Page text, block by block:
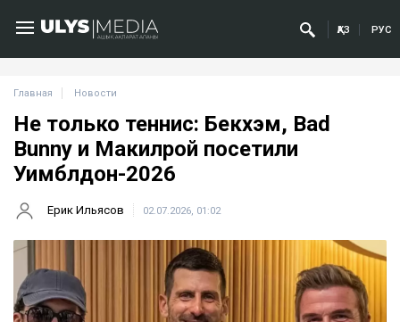
ҚАЗ РУС
Главная Новости
Не только теннис: Бекхэм, Bad
Bunny и Макилрой посетили
Уимблдон-2026
Ерик Ильясов 02.07.2026, 01:02